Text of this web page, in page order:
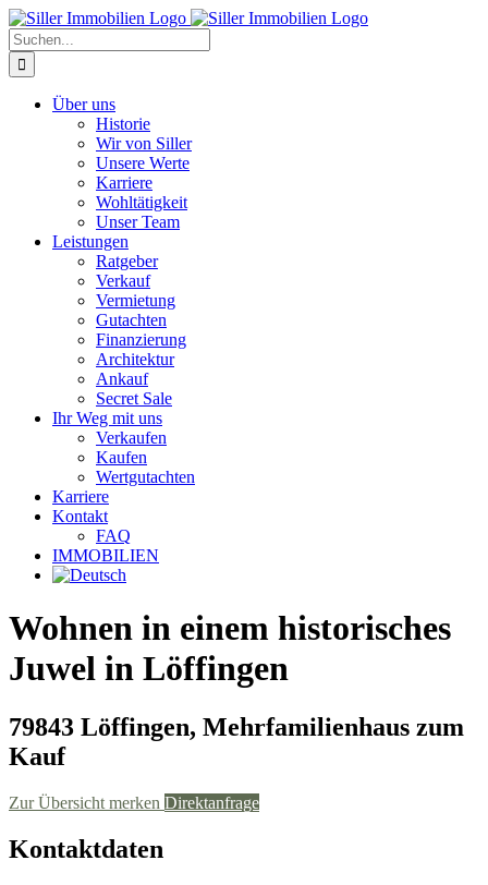
Zum
Inhalt
springen
Suche
nach:
Über uns
Historie
Wir von Siller
Unsere Werte
Karriere
Wohltätigkeit
Unser Team
Leistungen
Ratgeber
Verkauf
Vermietung
Gutachten
Finanzierung
Architektur
Ankauf
Secret Sale
Ihr Weg mit uns
Verkaufen
Kaufen
Wertgutachten
Karriere
Kontakt
FAQ
IMMOBILIEN
Wohnen in einem historisches
Juwel in Löffingen
79843 Löffingen, Mehrfamilienhaus zum
Kauf
Zur Übersicht merken Direktanfrage
Kontaktdaten